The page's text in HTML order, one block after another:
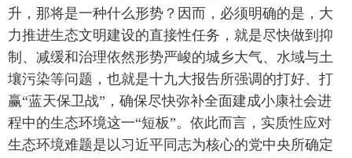
升，那将是一种什么形势？因而，必须明确的是，大
力推进生态文明建设的直接性任务，就是尽快做到抑
制、减缓和治理依然形势严峻的城乡大气、水域与土
壤污染等问题，也就是十九大报告所强调的打好、打
赢“蓝天保卫战”，确保尽快弥补全面建成小康社会进
程中的生态环境这一“短板”。依此而言，实质性应对
生态环境难题是以习近平同志为核心的党中央所确定